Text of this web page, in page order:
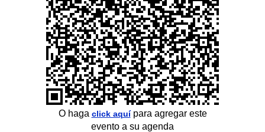
O haga click aquípara agregar este
evento a su agenda